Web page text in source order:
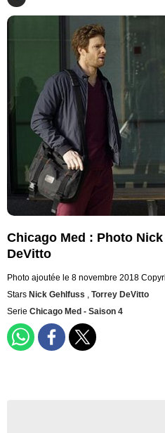
Chicago Med : Photo
DeVitto
Photo ajoutée le 8 novembre 2018
Stars Nick Gehlfuss , Torrey DeVitto
Serie Chicago Med - Saison 4